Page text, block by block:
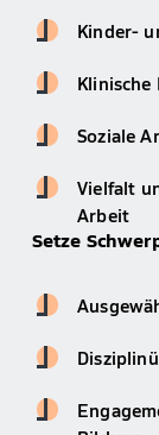
Kinder-
Klinische
Soziale
Vielfalt
Arbeit
Setze